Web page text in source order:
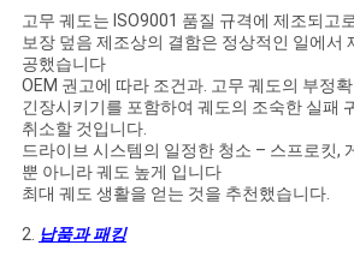
이
트
맵
PRIVACY
POLICY
고무 궤도는 ISO9001 품질 규격에 제조되고
보장 덮음 제조상의 결함은 정상적인 일에서
공했습니다
OEM 권고에 따라 조건과. 고무 궤도의 부정
긴장시키기를 포함하여 궤도의 조숙한 실패
취소할 것입니다.
드라이브 시스템의 일정한 청소 – 스프로킷,
뿐 아니라 궤도 높게 입니다
최대 궤도 생활을 얻는 것을 추천했습니다.
2. 납품과 패킹